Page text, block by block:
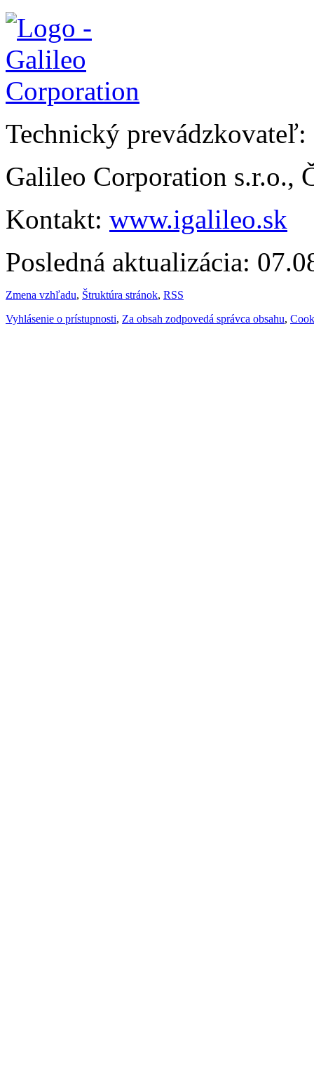
Technický prevádzkovateľ:
Galileo Corporation s.r.o.,
Kontakt: www.igalileo.sk
Posledná aktualizácia:
Zmena vzhľadu, Štruktúra stránok, RSS
Vyhlásenie o prístupnosti, Za obsah zodpovedá správca obsahu,